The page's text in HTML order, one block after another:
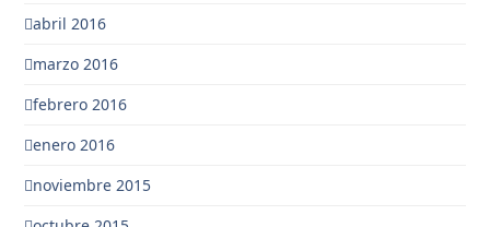
abril 2016
marzo 2016
febrero 2016
enero 2016
noviembre 2015